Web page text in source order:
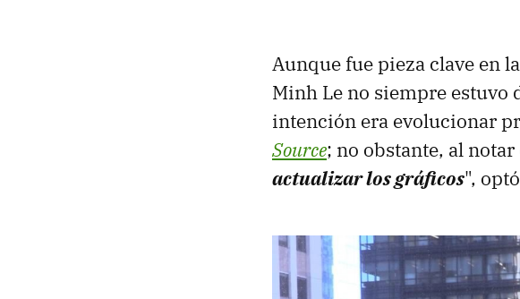
Aunque fue pieza clave en
Minh Le no siempre estuvo
intención era evolucionar
Source; no obstante, al
actualizar los gráficos",